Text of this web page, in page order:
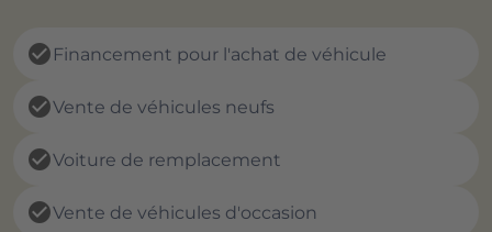
check_circle Financement pour l'achat de véhicule
check_circleVente de véhicules neufs
check_circleVoiture de remplacement
check_circleVente de véhicules d'occasion